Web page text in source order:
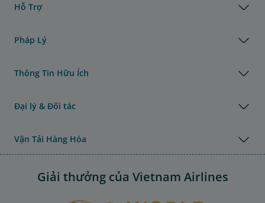
Hỗ Trợ
Pháp Lý
Thông Tin Hữu Ích
Đại lý & Đối tác
Vận Tải Hàng Hóa
Giải thưởng của Vietnam Airlines